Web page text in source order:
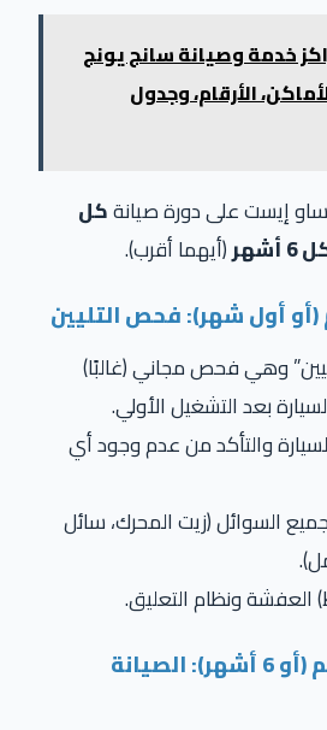
خدمة وصيانة سانج يونج
الأرقام، وجدول
إيست على دورة صيانةكل
(أيهما أقرب).
وهي فحص مجاني (غالبًا)
بعد التشغيل الأولي.
والتأكد من عدم وجود أي
السوائل (زيت المحرك، سائل
العفشة ونظام التعليق.
✅ صيانة 10,000 كم (أو 6 أشهر): الصيانة